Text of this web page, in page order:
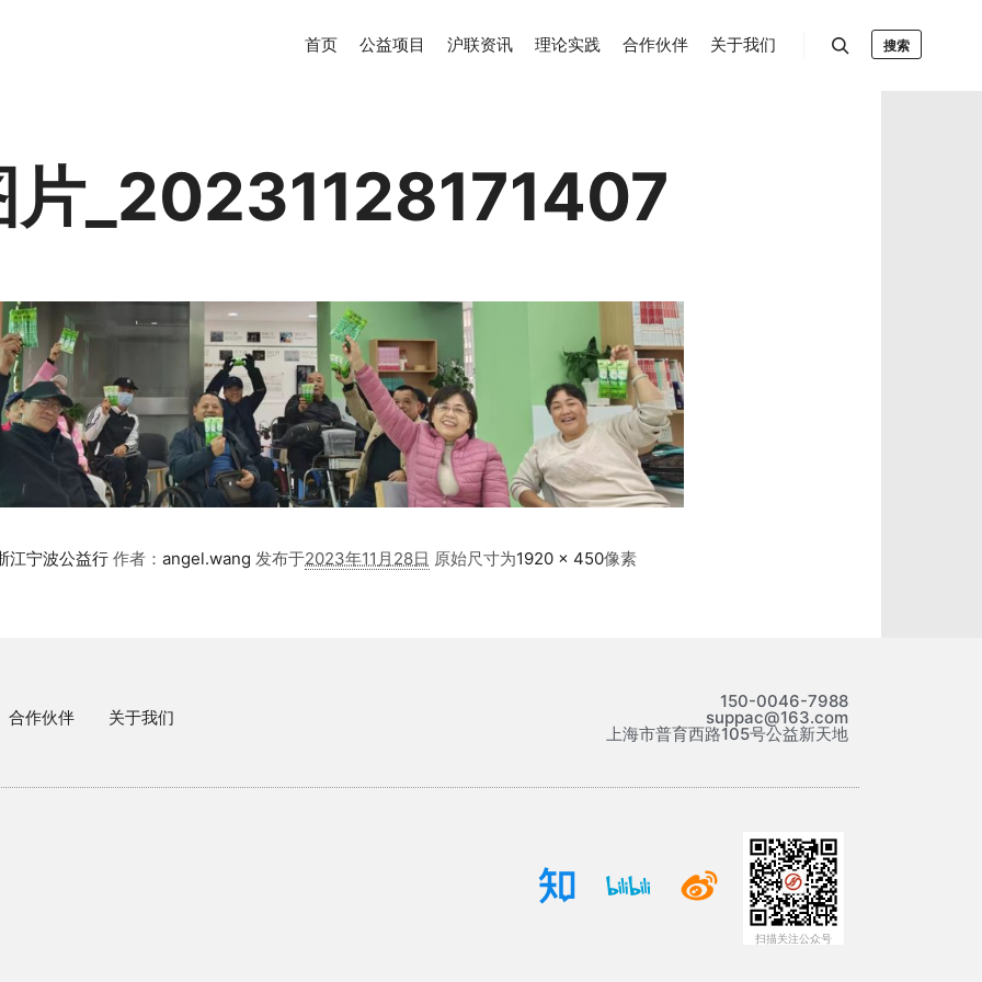
首页 公益项目 沪联资讯 理论实践 合作伙伴 关于我们 搜索
片_20231128171407
江宁波公益行 作者： angel.wang 发布于2023年11月28日 原始尺寸为1920 × 450像素
合作伙伴 关于我们
150-0046-7988
suppac@163.com
上海市普育西路105号公益新天地
扫描关注公众号